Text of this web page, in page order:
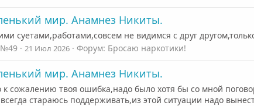
мир. Анамнез Никиты.
суетами,работами,совсем не видимся с друг
21 Июл 2026 Форум: Бросаю наркотики!
мир. Анамнез Никиты.
сожалению твоя ошибка,надо было хотя бы со мной
стараюсь поддерживать,из этой ситуации надо